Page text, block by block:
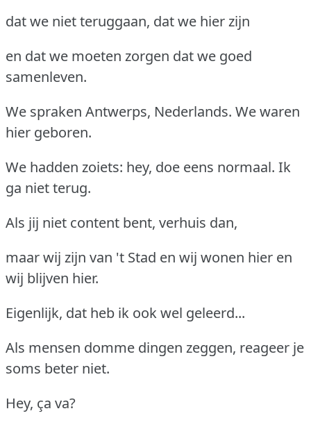
dat we niet teruggaan, dat we hier zijn
en dat we moeten zorgen dat we goed
samenleven.
We spraken Antwerps, Nederlands. We waren
hier geboren.
We hadden zoiets: hey, doe eens normaal. Ik
ga niet terug.
Als jij niet content bent, verhuis dan,
maar wij zijn van 't Stad en wij wonen hier en
wij blijven hier.
Eigenlijk, dat heb ik ook wel geleerd...
Als mensen domme dingen zeggen, reageer je
soms beter niet.
Hey, ça va?